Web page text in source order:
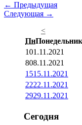
← Предыдущая
Следующая →
<
ПнПонедельник
101.11.2021
808.11.2021
1515.11.2021
2222.11.2021
2929.11.2021
Сегодня